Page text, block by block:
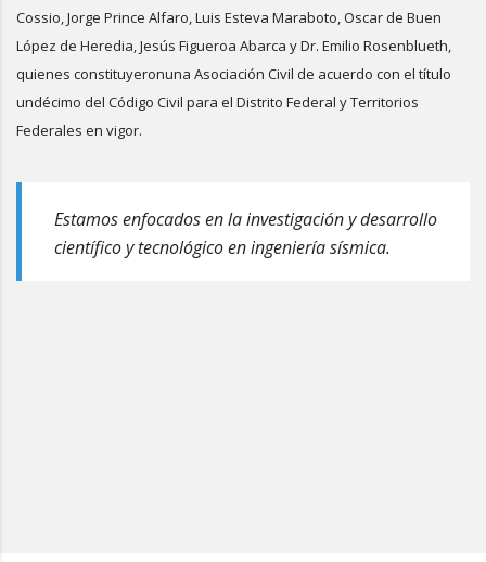
Cossio, Jorge Prince Alfaro, Luis Esteva Maraboto, Oscar de Buen
López de Heredia, Jesús Figueroa Abarca y Dr. Emilio Rosenblueth,
quienes constituyeronuna Asociación Civil de acuerdo con el título
undécimo del Código Civil para el Distrito Federal y Territorios
Federales en vigor.
Estamos enfocados en la investigación y desarrollo
científico y tecnológico en ingeniería sísmica.